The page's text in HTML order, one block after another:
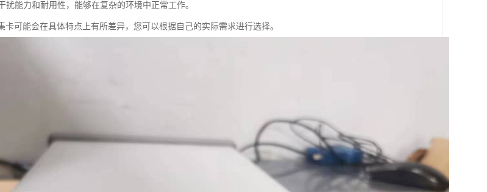
扰能力和耐用性，能够在复杂的环境中正常工作。
卡可能会在具体特点上有所差异，您可以根据自己的实际需求进行选择。